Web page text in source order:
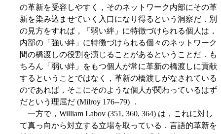
の革新を受容しやすく，そのネットワーク内部にその革
新を染み込ませていく入口になり得るという洞察だ．別
の見方をすれば，「弱い絆」に特徴づけられる個人は，
内部の「強い絆」に特徴づけられる個々のネットワーク
間の橋渡しの役割を演じることがあるということだ．も
ちろん「弱い絆」をもつ個人が常に革新の橋渡しに貢献
するということではなく，革新の橋渡しがなされている
のであれば，そこにそのような個人が関わっているはず
だという理屈だ (Milroy 176--79) ．
一方で，William Labov (351, 360, 364) は，これに対し
て真っ向から対立する立場を取っている．言語的革新を